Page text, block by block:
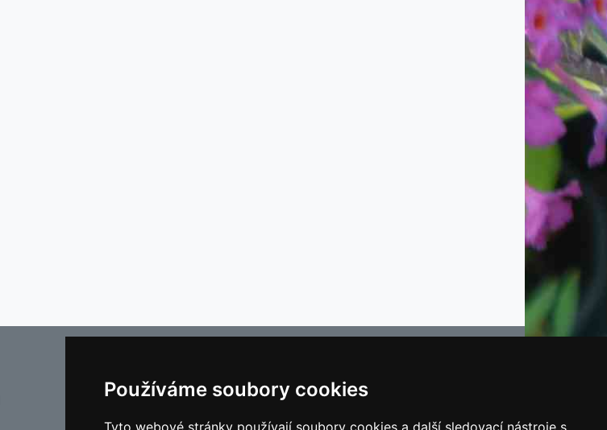
Používáme soubory cookies
Tyto webové stránky používají soubory cookies a další sledovací nástroje s
Kontakt
Facebook
Blog - Rady pro zahrádkáře